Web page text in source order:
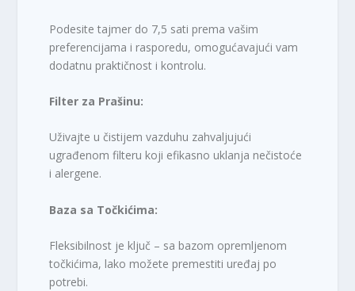
Podesite tajmer do 7,5 sati prema vašim
preferencijama i rasporedu, omogućavajući vam
dodatnu praktičnost i kontrolu.
Filter za Prašinu:
Uživajte u čistijem vazduhu zahvaljujući
ugrađenom filteru koji efikasno uklanja nečistoće
i alergene.
Baza sa Točkićima:
Fleksibilnost je ključ – sa bazom opremljenom
točkićima, lako možete premestiti uređaj po
potrebi.